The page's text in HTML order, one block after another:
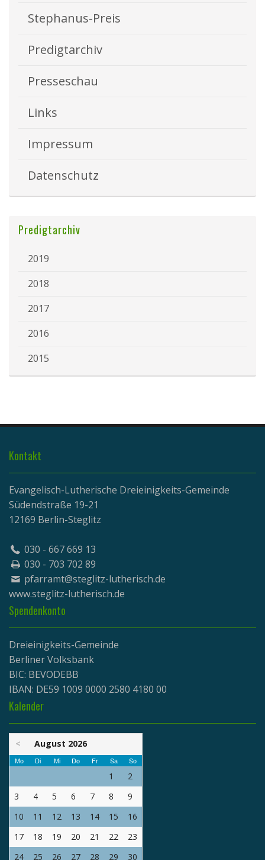
Stephanus-Preis
Predigtarchiv
Presseschau
Links
Impressum
Datenschutz
Predigtarchiv
2019
2018
2017
2016
2015
Kontakt
Evangelisch-Lutherische Dreieinigkeits-Gemeinde
Südendstraße 19-21
12169 Berlin-Steglitz
030 - 667 669 13
030 - 703 702 89
pfarramt@steglitz-lutherisch.de
www.steglitz-lutherisch.de
Spendenkonto
Dreieinigkeits-Gemeinde
Berliner Volksbank
BIC: BEVODEBB
IBAN: DE59 1009 0000 2580 4180 00
Kalender
< August 2026
Mo Di Mi Do Fr Sa So
1
2
3
4 5 6 7 8
9
10
11 12 13 14 15
16
17
18 19 20 21 22
23
24
25 26 27 28 29 30